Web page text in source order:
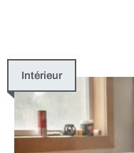
Intérieur